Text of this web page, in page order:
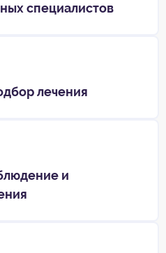
специалистов
лечения
и